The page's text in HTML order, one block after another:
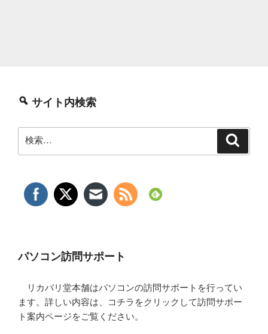
サイト内検索
索:
パソコン訪問サポート
リカバリ堂本舗はパソコンの訪問サポートを行ってい
ます。詳しい内容は、コチラをクリックして訪問サポー
ト案内ページをご覧ください。